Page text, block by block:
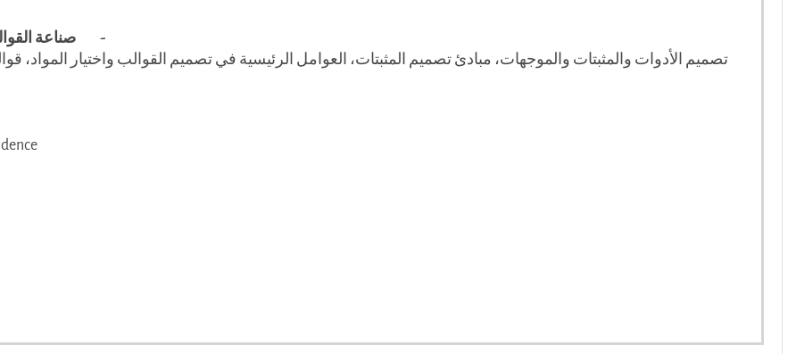
- صناعة
تصميم الأدوات والمثبتات والموجهات، مبادئ تصميم المثبتات، العوامل الرئيسية في تصميم القوالب واختيار المواد،